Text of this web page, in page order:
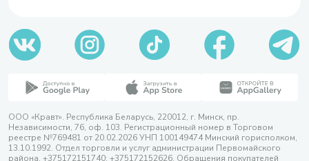
ООО «Кравт». Республика Беларусь, 220012, г. Минск, пр.
Независимости, 76, оф. 103. Регистрационный номер в Торговом
реестре №769481 от 20.02.2026 УНП 100149474 Минский горисполком,
13.10.1992. Отдел торговли и услуг администрации Первомайского
района, +375172151740; +375172152626. Обращения покупателей